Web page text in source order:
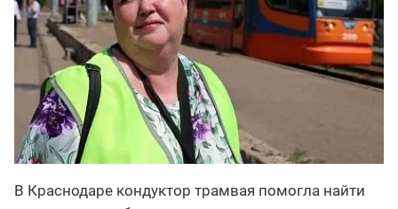
В Краснодаре кондуктор трамвая помогла найти